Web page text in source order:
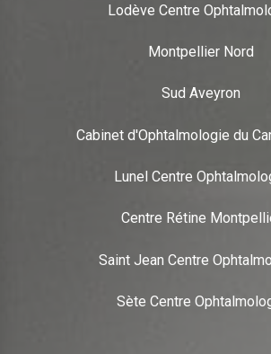
Lodève Centre
Montpellier Nord
Sud Aveyron
Cabinet d'Ophtalmologie du
Lunel Centre
Centre Rétine
Saint Jean Centre
Sète Centre